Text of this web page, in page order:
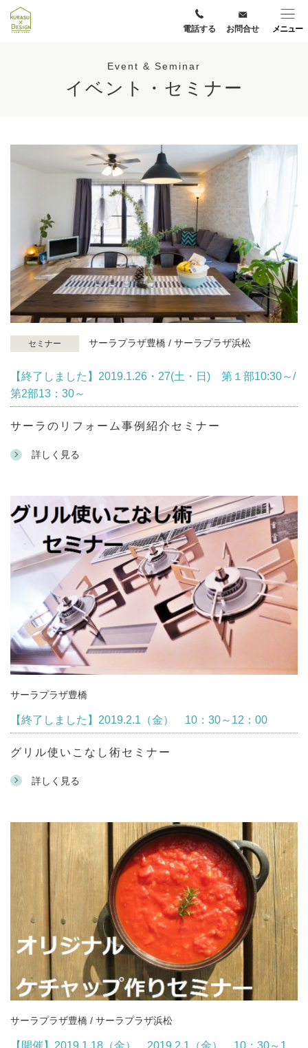
メニュー
電話する お問合せ
Event & Seminar
イベント・セミナー
セミナー サーラプラザ豊橋 / サーラプラザ浜松
【終了しました】2019.1.26・27(土・日) 第１部10:30～/
第2部13：30～
サーラのリフォーム事例紹介セミナー
詳しく見る
サーラプラザ豊橋
【終了しました】2019.2.1（金） 10：30～12：00
グリル使いこなし術セミナー
詳しく見る
サーラプラザ豊橋 / サーラプラザ浜松
【開催】2019.1.18（金） 2019.2.1（金） 10：30～1